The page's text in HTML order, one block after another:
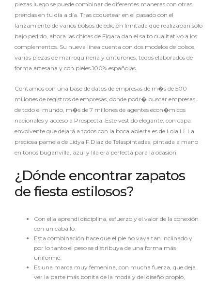
piezas luego se puede combinar de diferentes maneras con otras
prendas en tu día a día. Tras coquetear en el pasado con el
lanzamiento de varios bolsos de edición limitada que realizaban solo
bajo pedido, ahora las chicas de Fígara dan el salto cualitativo a los
complementos. Su nueva línea cuenta con dos modelos de bolsos,
varias piezas de marroquinería y cinturones, todos elaborados de
forma artesana y con pieles 100% españolas.
Contamos con una base de datos de empresas de m�s de 500
millones de registros de empresas, donde podr� buscar empresas
de todo el mundo, m�s de 7 millones de agentes econ�micos
nacionales y acceso a Prospecta. Este vestido elegante, con capa
envolvente que dejará a todos con la boca abierta es de Lola Li. La
preciosa pamela de Lidya F.Diaz de Telaspintadas, pintada a mano
en tonos buganvilla, azul y lila era perfecta para la ocasión.
¿Dónde encontrar zapatos
de fiesta estilosos?
Con ella aprendí disciplina, esfuerzo y el valor de la conexión
con un caballo.
Esta combinación hace que el pie no vaya tan inclinado y
por lo tanto el peso se distribuya de una forma más
uniforme.
Es una marca muy femenina, con mucha fuerza, que deja
ver la parte más bonita de la moda y del diseño propio,